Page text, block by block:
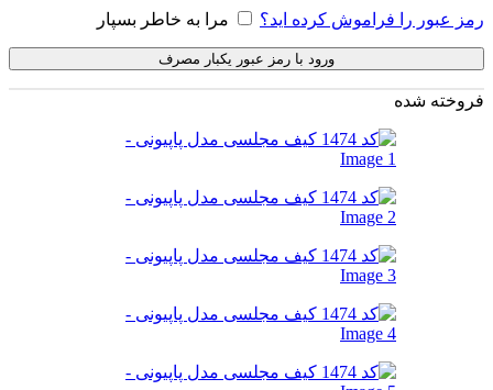
رمز عبور را فراموش کرده اید؟ مرا به خاطر بسپار
ورود با رمز عبور یکبار مصرف
فروخته شده